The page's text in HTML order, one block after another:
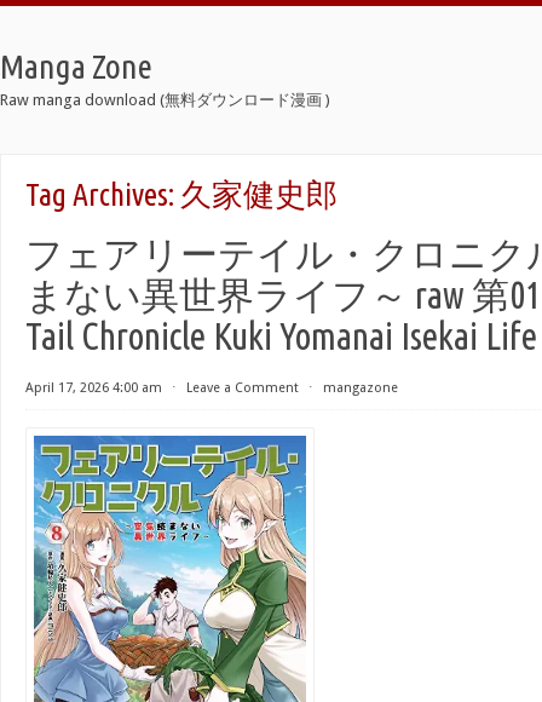
Manga Zone
Raw manga download (無料ダウンロード漫画 )
Tag Archives: 久家健史郎
フェアリーテイル・クロニク
まない異世界ライフ～ raw 第
Tail Chronicle Kuki Yomanai Isekai
April 17, 2026 4:00 am ⋅ Leave a Comment ⋅ mangazone